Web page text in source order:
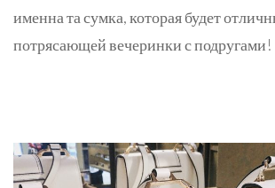
именна та сумка, которая будет
потрясающей вечеринки с подругами!